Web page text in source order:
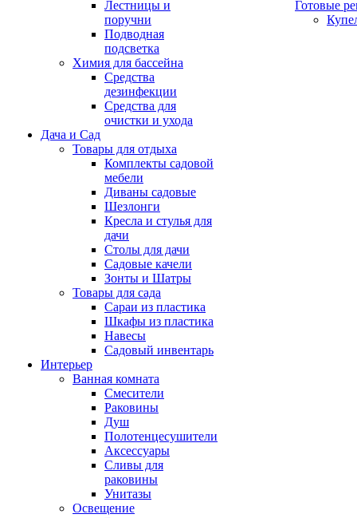
Лестницы и
поручни
Подводная
подсветка
Химия для бассейна
Средства
дезинфекции
Средства для
очистки и ухода
Дача и Сад
Товары для отдыха
Комплекты садовой
мебели
Диваны садовые
Шезлонги
Кресла и стулья для
дачи
Столы для дачи
Садовые качели
Зонты и Шатры
Товары для сада
Сараи из пластика
Шкафы из пластика
Навесы
Садовый инвентарь
Интерьер
Ванная комната
Смесители
Раковины
Душ
Полотенцесушители
Аксессуары
Сливы для
раковины
Унитазы
Освещение
Готовые